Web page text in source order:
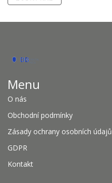
Menu
O nás
Obchodní podmínky
Zásady ochrany osobních údajů
GDPR
Kontakt